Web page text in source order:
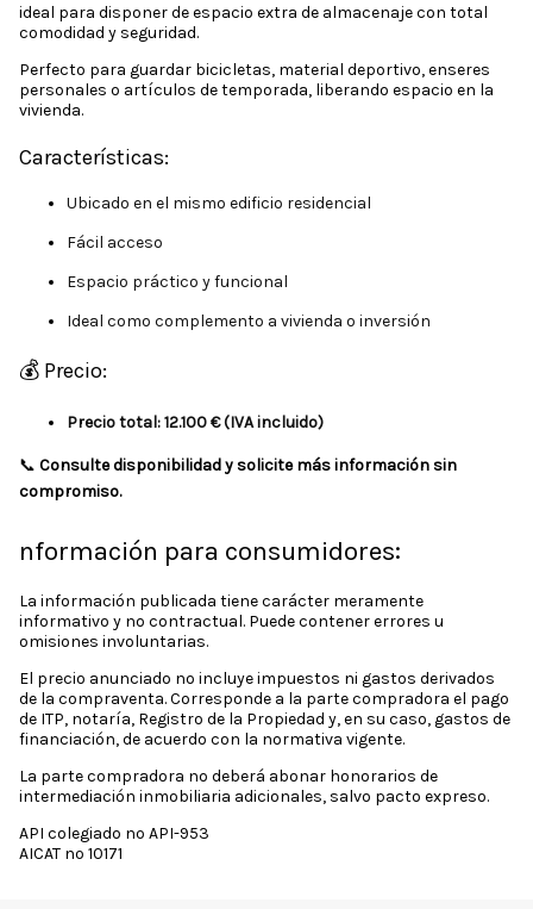
ideal para disponer de espacio extra de almacenaje con total
comodidad y seguridad.
Perfecto para guardar bicicletas, material deportivo, enseres
personales o artículos de temporada, liberando espacio en la
vivienda.
Características:
Ubicado en el mismo edificio residencial
Fácil acceso
Espacio práctico y funcional
Ideal como complemento a vivienda o inversión
💰 Precio:
Precio total: 12.100 € (IVA incluido)
📞 Consulte disponibilidad y solicite más información sin
compromiso.
nformación para consumidores:
La información publicada tiene carácter meramente
informativo y no contractual. Puede contener errores u
omisiones involuntarias.
El precio anunciado no incluye impuestos ni gastos derivados
de la compraventa. Corresponde a la parte compradora el pago
de ITP, notaría, Registro de la Propiedad y, en su caso, gastos de
financiación, de acuerdo con la normativa vigente.
La parte compradora no deberá abonar honorarios de
intermediación inmobiliaria adicionales, salvo pacto expreso.
API colegiado nº API-953
AICAT nº 10171